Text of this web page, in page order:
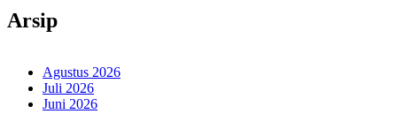
Arsip
Agustus 2026
Juli 2026
Juni 2026